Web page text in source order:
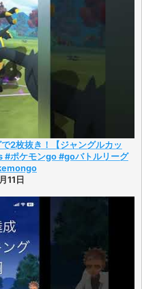
2枚抜き！【ジャングルカッ
#ポケモンgo #goバトルリーグ
11日